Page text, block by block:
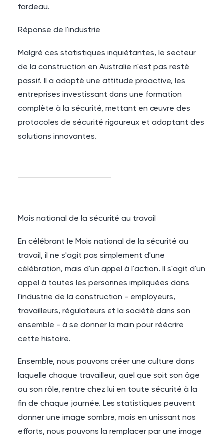
fardeau.
Réponse de l'industrie
Malgré ces statistiques inquiétantes, le secteur
de la construction en Australie n'est pas resté
passif. Il a adopté une attitude proactive, les
entreprises investissant dans une formation
complète à la sécurité, mettant en œuvre des
protocoles de sécurité rigoureux et adoptant des
solutions innovantes.
Mois national de la sécurité au travail
En célébrant le Mois national de la sécurité au
travail, il ne s'agit pas simplement d'une
célébration, mais d'un appel à l'action. Il s'agit d'un
appel à toutes les personnes impliquées dans
l'industrie de la construction - employeurs,
travailleurs, régulateurs et la société dans son
ensemble - à se donner la main pour réécrire
cette histoire.
Ensemble, nous pouvons créer une culture dans
laquelle chaque travailleur, quel que soit son âge
ou son rôle, rentre chez lui en toute sécurité à la
fin de chaque journée. Les statistiques peuvent
donner une image sombre, mais en unissant nos
efforts, nous pouvons la remplacer par une image